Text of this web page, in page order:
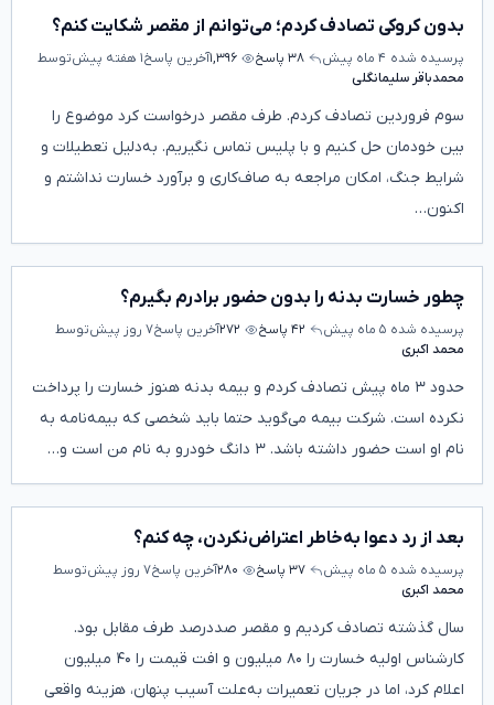
بدون کروکی تصادف کردم؛ می‌توانم از مقصر شکایت کنم؟
پرسیده شده ۴ ماه پیش ۳۸ پاسخ ۱,۳۹۶آخرین پاسخ۱ هفته پیش
توسط
محمدباقر سلیمانگلی
سوم فروردین تصادف کردم. طرف مقصر درخواست کرد موضوع را
بین خودمان حل کنیم و با پلیس تماس نگیریم. به‌دلیل تعطیلات و
شرایط جنگ، امکان مراجعه به صاف‌کاری و برآورد خسارت نداشتم و
اکنون…
چطور خسارت بدنه را بدون حضور برادرم بگیرم؟
پرسیده شده ۵ ماه پیش ۴۲ پاسخ ۲۷۲آخرین پاسخ۷ روز پیش
توسط
محمد اکبری
حدود ۳ ماه پیش تصادف کردم و بیمه بدنه هنوز خسارت را پرداخت
نکرده است. شرکت بیمه می‌گوید حتما باید شخصی که بیمه‌نامه به
نام او است حضور داشته باشد. ۳ دانگ خودرو به نام من است و…
بعد از رد دعوا به‌خاطر اعتراض‌نکردن، چه کنم؟
پرسیده شده ۵ ماه پیش ۳۷ پاسخ ۲۸۰آخرین پاسخ۷ روز پیش
توسط
محمد اکبری
سال گذشته تصادف کردیم و مقصر صددرصد طرف مقابل بود.
کارشناس اولیه خسارت را ۸۰ میلیون و افت قیمت را ۴۰ میلیون
اعلام کرد، اما در جریان تعمیرات به‌علت آسیب پنهان، هزینه واقعی